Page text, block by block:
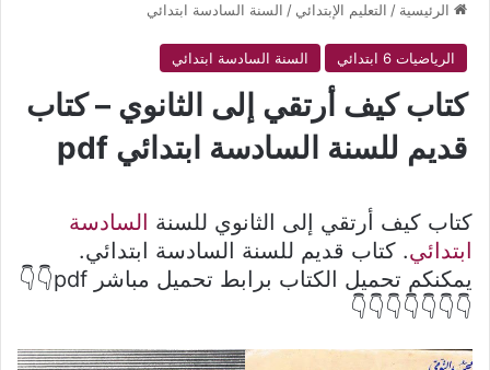
الرئيسية / التعليم الإبتدائي / السنة السادسة ابتدائي
الرياضيات 6 ابتدائي السنة السادسة ابتدائي
كتاب كيف أرتقي إلى الثانوي – كتاب
قديم للسنة السادسة ابتدائي pdf
كتاب كيف أرتقي إلى الثانوي للسنة السادسة
ابتدائي. كتاب قديم للسنة السادسة ابتدائي.
يمكنكم تحميل الكتاب برابط تحميل مباشر pdf👇👇
👇👇👇👇👇👇👇